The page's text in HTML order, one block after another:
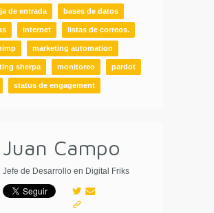
de entrada bases de datos
internet listas de correos.
marketing automation
sherpa monitoreo pardot
status de engagement
Juan Campo
Jefe de Desarrollo en Digital Friks